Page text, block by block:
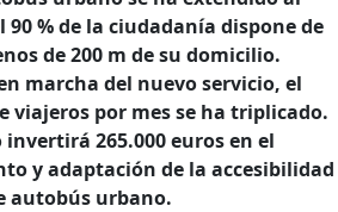
90 % de la ciudadanía dispone de
de 200 m de su domicilio.
marcha del nuevo servicio, el
viajeros por mes se ha triplicado.
265.000 euros en el
y adaptación de la accesibilidad
autobús urbano.